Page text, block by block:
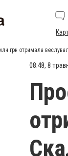
грн отримала
08:48, 8